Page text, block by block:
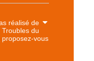
réalisé de
du
vous